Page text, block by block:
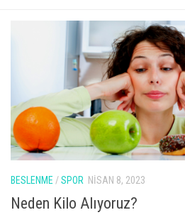
BESLENME/SPOR NISAN 8, 2023
Neden Kilo Alıyoruz?